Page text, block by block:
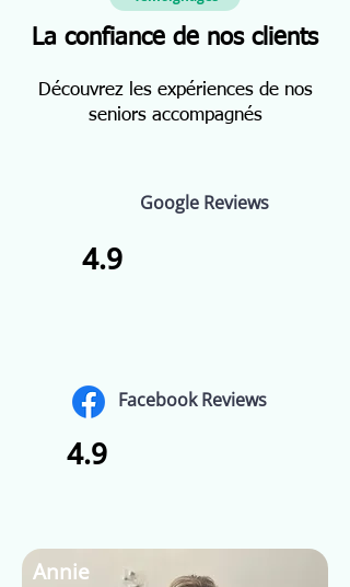
La confiance de nos clients
Découvrez les expériences de nos
seniors accompagnés
Google Reviews
4.9
Facebook Reviews
4.9
Annie